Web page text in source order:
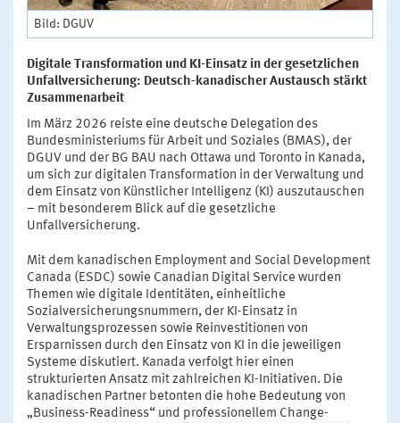
Bild: DGUV
Digitale Transformation und KI-Einsatz in der gesetzlichen
Unfallversicherung: Deutsch-kanadischer Austausch stärkt
Zusammenarbeit
Im März 2026 reiste eine deutsche Delegation des
Bundesministeriums für Arbeit und Soziales (BMAS), der
DGUV und der BG BAU nach Ottawa und Toronto in Kanada,
um sich zur digitalen Transformation in der Verwaltung und
dem Einsatz von Künstlicher Intelligenz (KI) auszutauschen
– mit besonderem Blick auf die gesetzliche
Unfallversicherung.
Mit dem kanadischen Employment and Social Development
Canada (ESDC) sowie Canadian Digital Service wurden
Themen wie digitale Identitäten, einheitliche
Sozialversicherungsnummern, der KI-Einsatz in
Verwaltungsprozessen sowie Reinvestitionen von
Ersparnissen durch den Einsatz von KI in die jeweiligen
Systeme diskutiert. Kanada verfolgt hier einen
strukturierten Ansatz mit zahlreichen KI-Initiativen. Die
kanadischen Partner betonten die hohe Bedeutung von
„Business-Readiness“ und professionellem Change-